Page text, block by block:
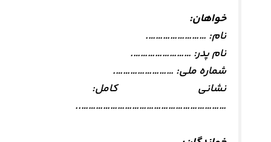
خواهان:
نام: …………………….
نام پدر: …………………….
شماره ملی: …………………….
نشانی کامل:
……………………………………………………..